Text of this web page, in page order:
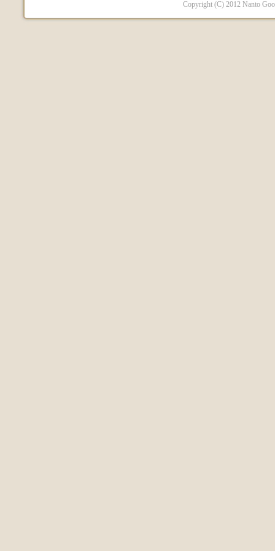
Copyright (C) 2012 Nanto